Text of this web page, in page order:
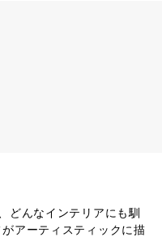
どんなインテリアにも馴
アーティスティックに描